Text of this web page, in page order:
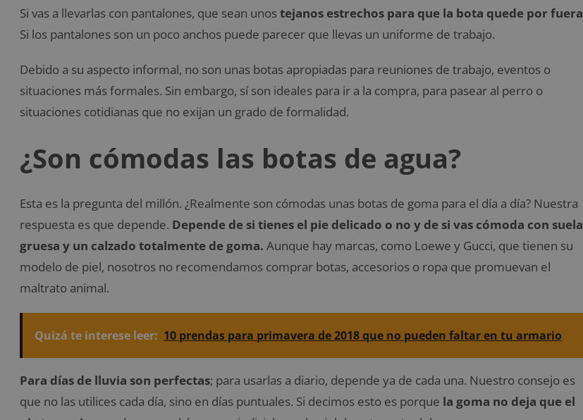
Si vas a llevarlas con pantalones, que sean unostejanos estrechos para que la bota quede por fuera
Si los pantalones son un poco anchos puede parecer que llevas un uniforme de trabajo.
Debido a su aspecto informal, no son unas botas apropiadas para reuniones de trabajo, eventos o
situaciones más formales. Sin embargo, sí son ideales para ir a la compra, para pasear al perro o
situaciones cotidianas que no exijan un grado de formalidad.
¿Son cómodas las botas de agua?
Esta es la pregunta del millón. ¿Realmente son cómodas unas botas de goma para el día a día? Nuestra
respuesta es que depende. Depende de si tienes el pie delicado o no y de si vas cómoda con suela
gruesa y un calzado totalmente de goma. Aunque hay marcas, como Loewe y Gucci, que tienen su
modelo de piel, nosotros no recomendamos comprar botas, accesorios o ropa que promuevan el
maltrato animal.
Quizá te interese leer: 10 prendas para primavera de 2018 que no pueden faltar en tu armario
Para días de lluvia son perfectas; para usarlas a diario, depende ya de cada una. Nuestro consejo es
que no las utilices cada día, sino en días puntuales. Si decimos esto es porque la goma no deja que el